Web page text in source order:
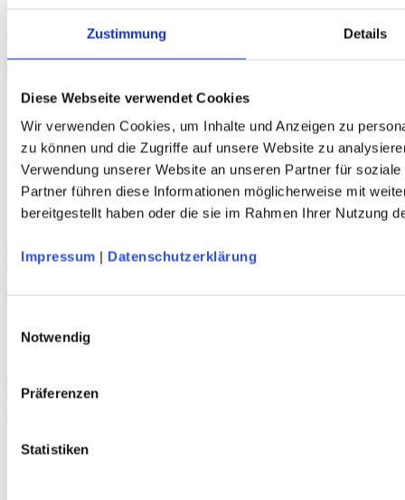
Zustimmung Details
Diese Webseite verwendet Cookies
Wir verwenden Cookies, um Inhalte und Anzeigen zu
zu können und die Zugriffe auf unsere Website zu
Verwendung unserer Website an unseren Partner für
Partner führen diese Informationen möglicherweise mit
bereitgestellt haben oder die sie im Rahmen Ihrer Nutzung
Impressum | Datenschutzerklärung
Notwendig
Präferenzen
Statistiken
Widerrufsbelehrung
Versandkosten
Erklärung zur Barrierefreiheit
WIDERRUF ERKLÄREN
Produkte
Karten & Bücher
Damen
Herren
Ausrüstung
Kollektion 2026
80807 München
Mo - Do: 09.00 bis 17.00 Uhr